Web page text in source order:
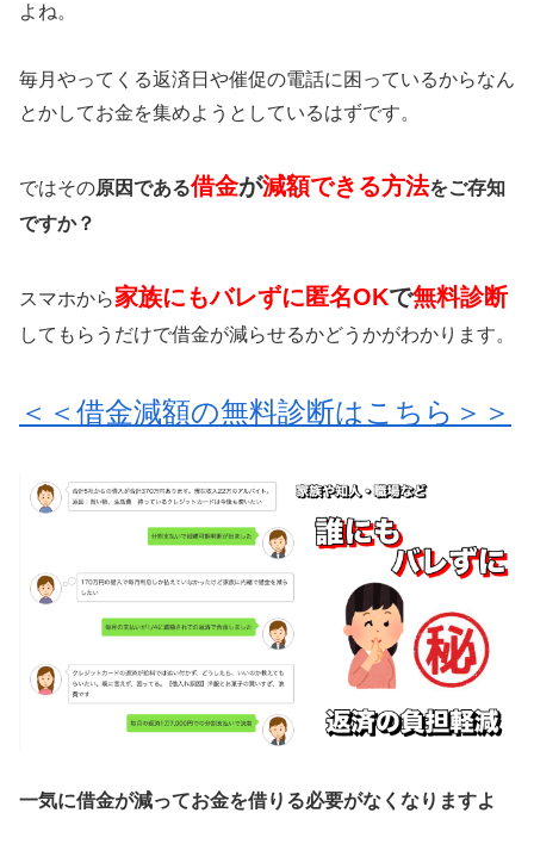
よね。
毎月やってくる返済日や催促の電話に困っているからなん
とかしてお金を集めようとしているはずです。
ではその原因である借金が減額できる方法をご存知
ですか？
スマホから家族にもバレずに匿名OKで無料診断
してもらうだけで借金が減らせるかどうかがわかります。
＜＜借金減額の無料診断はこちら＞＞
一気に借金が減ってお金を借りる必要がなくなりますよ